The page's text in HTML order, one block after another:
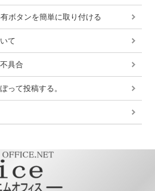
ボタンを簡単に取り付ける
て
具合
って投稿する。